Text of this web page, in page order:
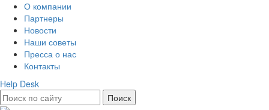
О компании
Партнеры
Новости
Наши советы
Пресса о нас
Контакты
Help Desk